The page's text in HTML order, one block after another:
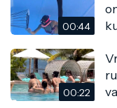
00:44
00:22